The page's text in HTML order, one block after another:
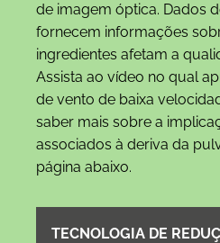
de imagem óptica. Dados
fornecem informações
ingredientes afetam a
Assista ao vídeo no qual
de vento de baixa
saber mais sobre a
associados à deriva da
página abaixo.
TECNOLOGIA DE